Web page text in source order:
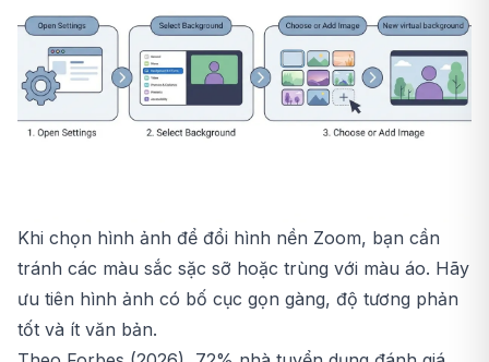
Khi chọn hình ảnh để đổi hình nền Zoom, bạn cần
tránh các màu sắc sặc sỡ hoặc trùng với màu áo. Hãy
ưu tiên hình ảnh có bố cục gọn gàng, độ tương phản
tốt và ít văn bản.